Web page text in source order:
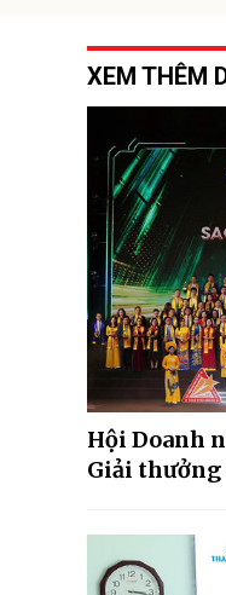
XEM THÊM
Hội Doanh
Giải thưởng